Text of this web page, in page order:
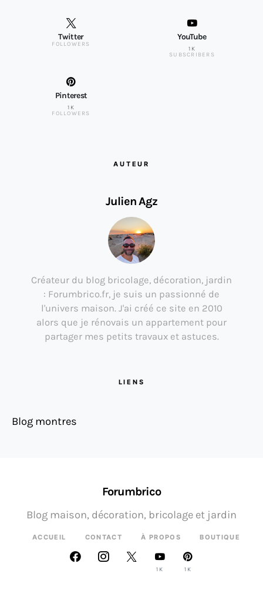
Twitter
FOLLOWERS
YouTube
1K
SUBSCRIBERS
Pinterest
1K
FOLLOWERS
AUTEUR
Julien Agz
Créateur du blog bricolage, décoration, jardin
: Forumbrico.fr, je suis un passionné de
l'univers maison. J'ai créé ce site en 2010
alors que je rénovais un appartement pour
partager mes petits travaux et astuces.
LIENS
Blog montres
Forumbrico
ACCUEIL CONTACT À PROPOS BOUTIQUE
Blog maison, décoration, bricolage et jardin
1K 1K